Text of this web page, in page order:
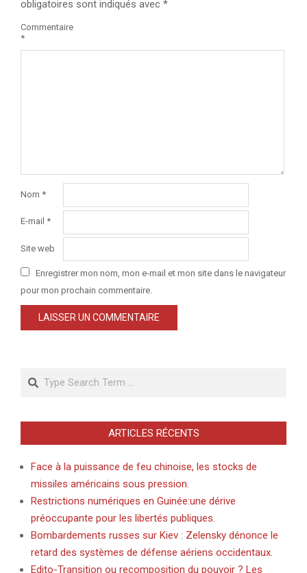
obligatoires sont indiqués avec *
Commentaire
*
Nom *
E-mail *
Site web
Enregistrer mon nom, mon e-mail et mon site dans le navigateur
pour mon prochain commentaire.
Search
ARTICLES RÉCENTS
Face à la puissance de feu chinoise, les stocks de
missiles américains sous pression.
Restrictions numériques en Guinée:une dérive
préoccupante pour les libertés publiques.
Bombardements russes sur Kiev : Zelensky dénonce le
retard des systèmes de défense aériens occidentaux.
Edito-Transition ou recomposition du pouvoir ? Les